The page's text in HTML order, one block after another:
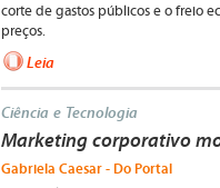
corte de gastos públicos e o freio
preços.
Leia
Ciência e Tecnologia
Marketing corporativo
Gabriela Caesar - Do Portal